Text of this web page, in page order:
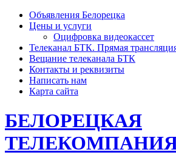
Объявления Белорецка
Цены и услуги
Оцифровка видеокассет
Телеканал БТК. Прямая
Вещание телеканала БТК
Контакты и реквизиты
Написать нам
Карта сайта
БЕЛОРЕЦКАЯ